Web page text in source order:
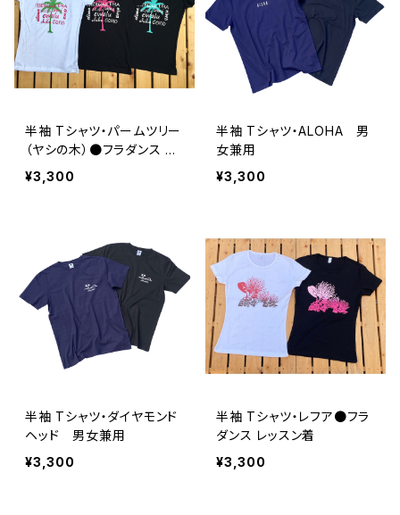
半袖 Tシャツ・パームツリー
（ヤシの木）●フラダンス レ
ッスン着
¥3,300
半袖 Tシャツ・ALOHA 男
女兼用
¥3,300
半袖 Tシャツ・ダイヤモンド
ヘッド 男女兼用
¥3,300
半袖 Tシャツ・レフア●フラ
ダンス レッスン着
¥3,300